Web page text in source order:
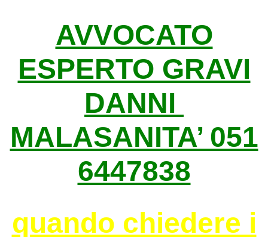
AVVOCATO
ESPERTO GRAVI
DANNI
MALASANITA’ 051
6447838
quando chiedere i